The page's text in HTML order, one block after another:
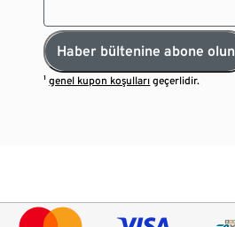
Haber bültenine abone olun
¹genel kupon koşulları geçerlidir.